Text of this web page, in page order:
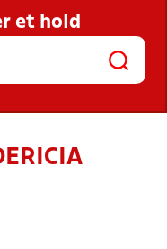
KLUBBER OG
et hold